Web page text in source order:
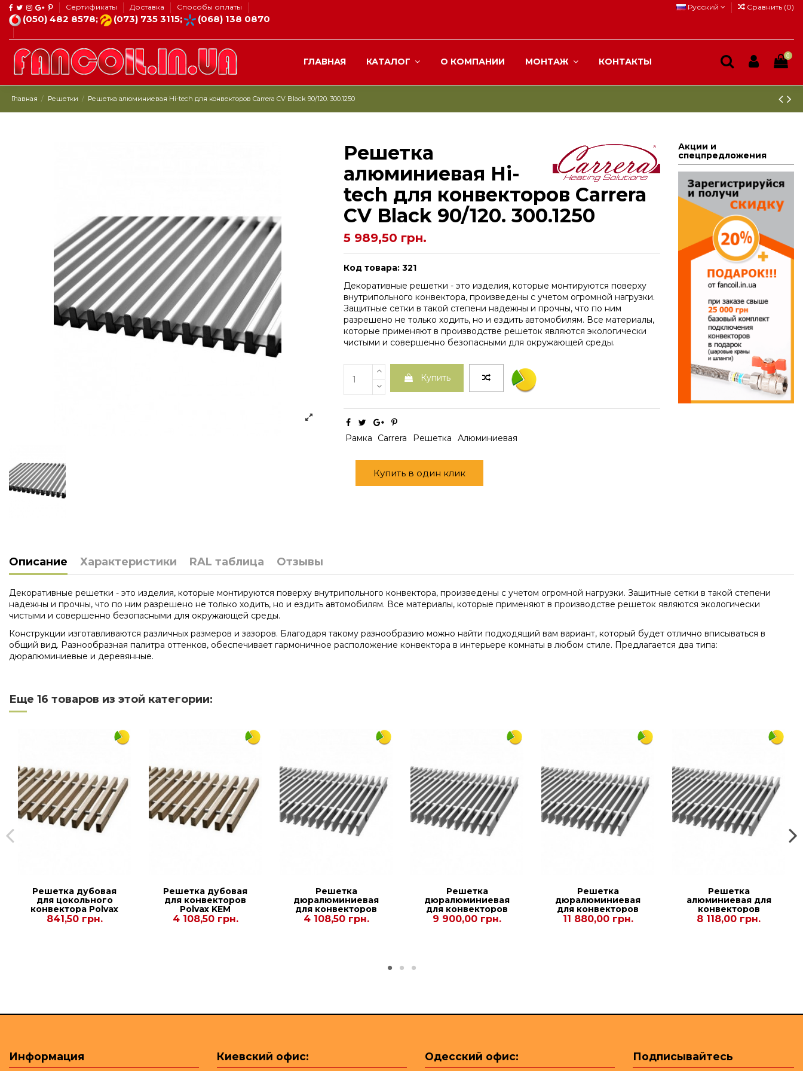
Сертификаты Доставка Способы оплаты
(050) 482 8578; (073) 735 3115; (068) 138 0870
Русский Сравнить (0)
ГЛАВНАЯ КАТАЛОГ О КОМПАНИИ МОНТАЖ КОНТАКТЫ
0
Главная Решетки Решетка алюминиевая Hi-tech для конвекторов Carrera CV Black 90/120. 300.1250
Решетка
алюминиевая Hi-
tech для конвекторов Carrera
CV Black 90/120. 300.1250
5 989,50 грн.
Код товара: 321
Декоративные решетки - это изделия, которые монтируются поверху
внутрипольного конвектора, произведены с учетом огромной нагрузки.
Защитные сетки в такой степени надежны и прочны, что по ним
разрешено не только ходить, но и ездить автомобилям. Все материалы,
которые применяют в производстве решеток являются экологически
чистыми и совершенно безопасными для окружающей среды.
Купить
Рамка Carrera Решетка Алюминиевая
Купить в один клик
Акции и
спецпредложения
Описание Характеристики RAL таблица Отзывы
Декоративные решетки - это изделия, которые монтируются поверху внутрипольного конвектора, произведены с учетом огромной нагрузки. Защитные сетки в такой степени
надежны и прочны, что по ним разрешено не только ходить, но и ездить автомобилям. Все материалы, которые применяют в производстве решеток являются экологически
чистыми и совершенно безопасными для окружающей среды.
Конструкции изготавливаются различных размеров и зазоров. Благодаря такому разнообразию можно найти подходящий вам вариант, который будет отлично вписываться в
общий вид. Разнообразная палитра оттенков, обеспечивает гармоничное расположение конвектора в интерьере комнаты в любом стиле. Предлагается два типа:
дюралюминиевые и деревянные.
Ширина
Еще 16 товаров из этой категории:
Решетка дубовая
для цокольного
конвектора Рolvax
KV.W.245.1000.90
841,50 грн.
Решетка дубовая
для конвекторов
Рolvax KEM
300.2750.78
4 108,50 грн.
Решетка
дюралюминиевая
для конвекторов
Polvax
KV.PLUS.PREMIUM.300.1000.120
4 108,50 грн.
Решетка
дюралюминиевая
для конвекторов
Рolvax KEM
380.2000.90
9 900,00 грн.
Решетка
дюралюминиевая
для конвекторов
Polvax
KVM.360.2500.67
11 880,00 грн.
Решетка
алюминиевая для
конвекторов
Carrera МV,СV
Black 65. 250.2000
8 118,00 грн.
Информация Киевский офис: Одесский офис: Подписывайтесь